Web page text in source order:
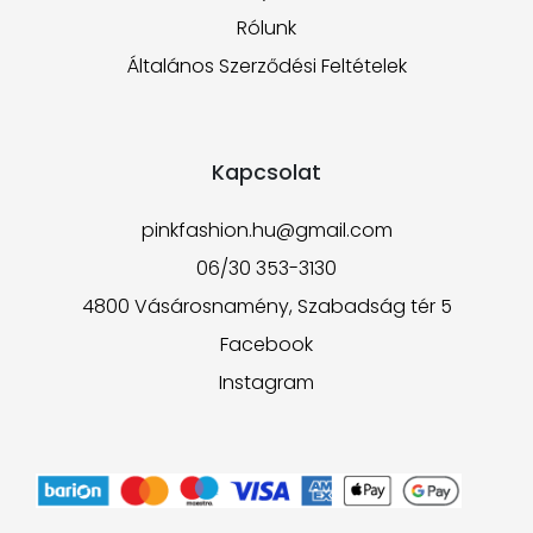
Rólunk
Általános Szerződési Feltételek
Kapcsolat
pinkfashion.hu@gmail.com
06/30 353-3130
4800 Vásárosnamény, Szabadság tér 5
Facebook
Instagram